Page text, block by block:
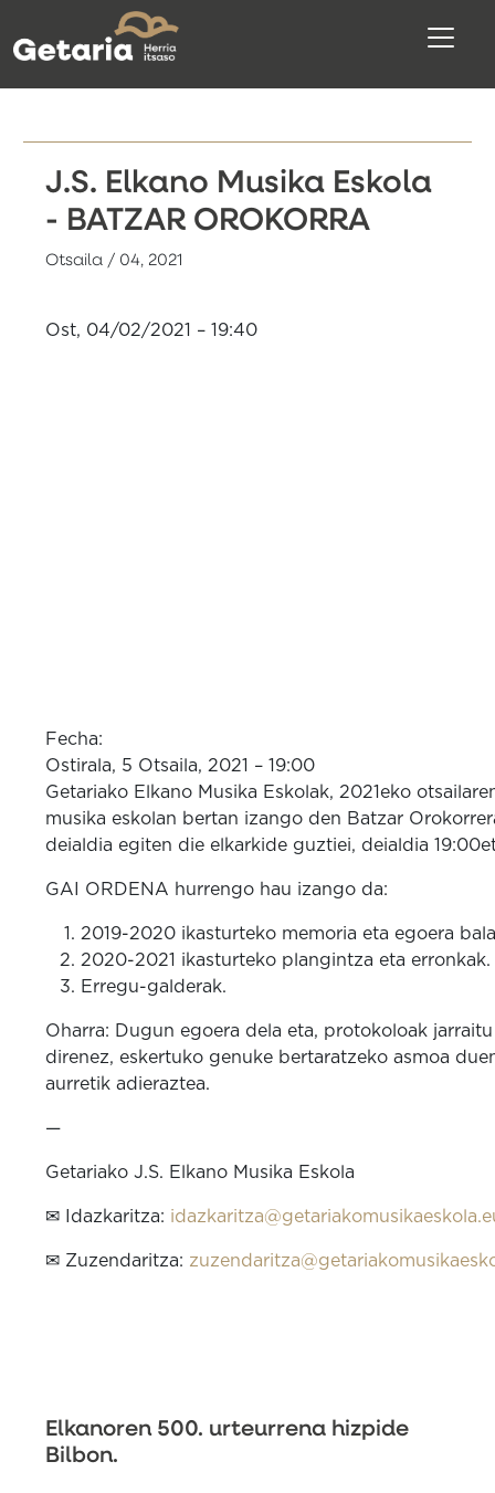
J.S. Elkano Musika Eskola
- BATZAR OROKORRA
Otsaila / 04, 2021
Ost, 04/02/2021 – 19:40
Fecha:
Ostirala, 5 Otsaila, 2021 – 19:00
Getariako Elkano Musika Eskolak, 2021eko
musika eskolan bertan izango den Batzar
deialdia egiten die elkarkide guztiei, deialdia
GAI ORDENA hurrengo hau izango da:
2019-2020 ikasturteko memoria eta egoera
2020-2021 ikasturteko plangintza eta erronkak.
Erregu-galderak.
Oharra: Dugun egoera dela eta, protokoloak
direnez, eskertuko genuke bertaratzeko asmoa
aurretik adieraztea.
—
Getariako J.S. Elkano Musika Eskola
✉ Idazkaritza:
✉ Zuzendaritza:
Elkanoren 500. urteurrena hizpide
Bilbon.